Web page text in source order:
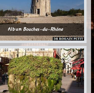
Album Bouches-du-Rhône